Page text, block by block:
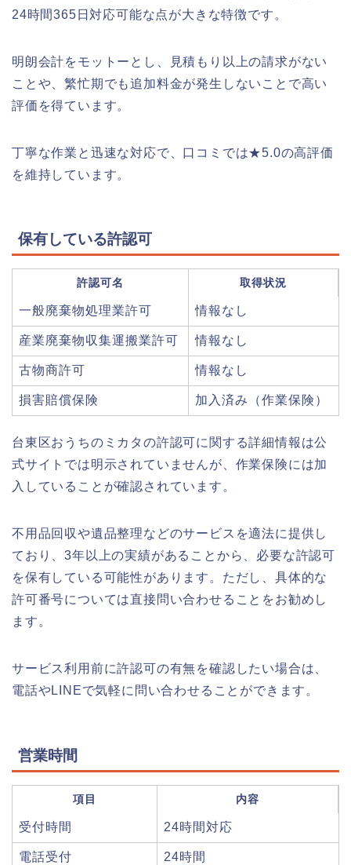
24時間365日対応可能な点が大きな特徴です。
明朗会計をモットーとし、見積もり以上の請求がない
ことや、繁忙期でも追加料金が発生しないことで高い
評価を得ています。
丁寧な作業と迅速な対応で、口コミでは★5.0の高評価
を維持しています。
保有している許認可
許認可名 取得状況
一般廃棄物処理業許可 情報なし
産業廃棄物収集運搬業許可 情報なし
古物商許可 情報なし
損害賠償保険 加入済み（作業保険）
台東区おうちのミカタの許認可に関する詳細情報は公
式サイトでは明示されていませんが、作業保険には加
入していることが確認されています。
不用品回収や遺品整理などのサービスを適法に提供し
ており、3年以上の実績があることから、必要な許認可
を保有している可能性があります。ただし、具体的な
許可番号については直接問い合わせることをお勧めし
ます。
サービス利用前に許認可の有無を確認したい場合は、
電話やLINEで気軽に問い合わせることができます。
営業時間
項目 内容
受付時間 24時間対応
電話受付 24時間